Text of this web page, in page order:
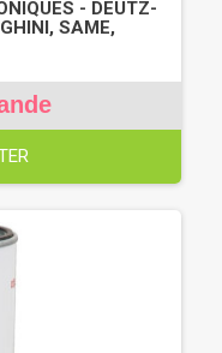
- DEUTZ-
SAME,